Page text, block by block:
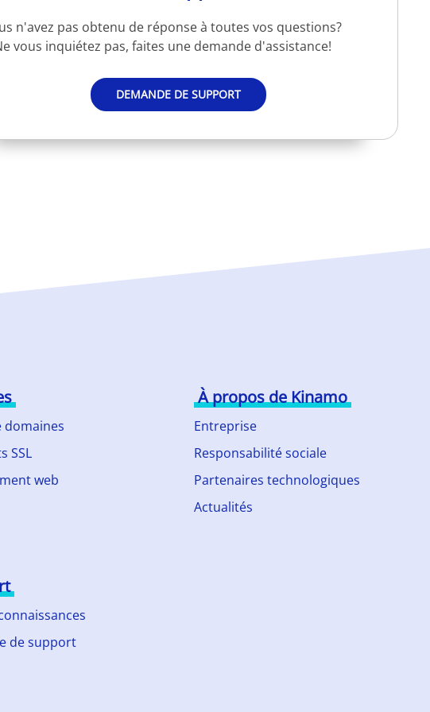
n'avez pas obtenu de réponse à toutes vos questions?
vous inquiétez pas, faites une demande d'assistance!
DEMANDE DE SUPPORT
domaines
SSL
web
À propos de Kinamo
Entreprise
Responsabilité sociale
Partenaires technologiques
Actualités
de support